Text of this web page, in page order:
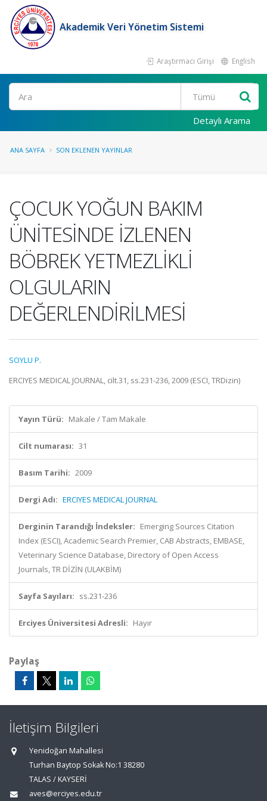
Akademik Veri Yönetim Sistemi
Araştırmacı Girişi English
Ara
Detaylı Arama
ANA SAYFA SON EKLENEN YAYINLAR
ÇOCUK YOĞUN BAKIM
ÜNİTESİNDE İZLENEN
BÖBREK YETMEZLİKLİ
OLGULARIN
DEĞERLENDİRİLMESİ
SOYLU P.
ERCIYES MEDICAL JOURNAL, cilt.31, ss.231-236, 2009 (ESCI, TRDizin)
Yayın Türü: Makale / Tam Makale
Cilt numarası: 31
Basım Tarihi: 2009
Dergi Adı: ERCIYES MEDICAL JOURNAL
Derginin Tarandığı İndeksler: Emerging Sources Citation
Index (ESCI), Academic Search Premier, CAB Abstracts, EMBASE,
Veterinary Science Database, Directory of Open Access
Journals, TR DİZİN (ULAKBİM)
Sayfa Sayıları: ss.231-236
Erciyes Üniversitesi Adresli: Hayır
Paylaş
İletişim Bilgileri
Yenidoğan Mahallesi
Turhan Baytop Sokak No:1 38280
TALAS / KAYSERİ
aves@erciyes.edu.tr